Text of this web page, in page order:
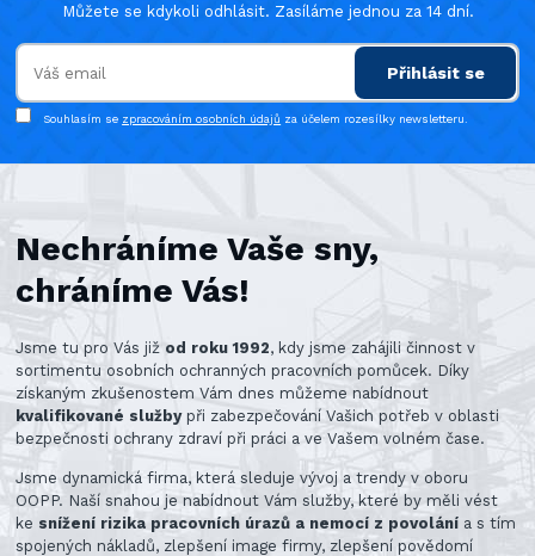
Můžete se kdykoli odhlásit. Zasíláme jednou za 14 dní.
Přihlásit se
Souhlasím se zpracováním osobních údajů za účelem rozesílky newsletteru.
Nechráníme Vaše sny,
chráníme Vás!
Jsme tu pro Vás již od roku 1992, kdy jsme zahájili činnost v
sortimentu osobních ochranných pracovních pomůcek. Díky
získaným zkušenostem Vám dnes můžeme nabídnout
kvalifikované službypři zabezpečování Vašich potřeb v oblasti
bezpečnosti ochrany zdraví při práci a ve Vašem volném čase.
Jsme dynamická firma, která sleduje vývoj a trendy v oboru
OOPP. Naší snahou je nabídnout Vám služby, které by měli vést
ke snížení rizika pracovních úrazů a nemocí z povolání a s tím
spojených nákladů, zlepšení image firmy, zlepšení povědomí